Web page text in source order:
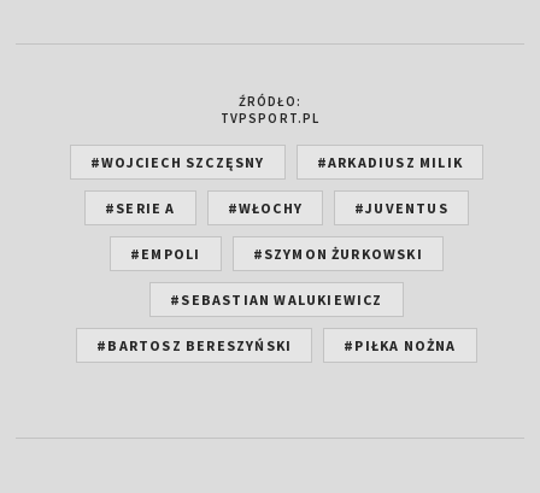
ŹRÓDŁO:
TVPSPORT.PL
#WOJCIECH SZCZĘSNY #ARKADIUSZ MILIK
#SERIE A #WŁOCHY #JUVENTUS
#EMPOLI #SZYMON ŻURKOWSKI
#SEBASTIAN WALUKIEWICZ
#BARTOSZ BERESZYŃSKI #PIŁKA NOŻNA